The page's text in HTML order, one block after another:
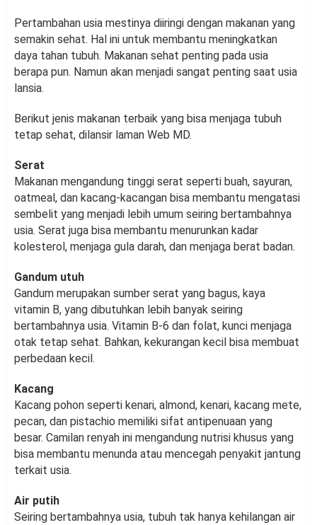
Pertambahan usia mestinya diiringi dengan makanan yang
semakin sehat. Hal ini untuk membantu meningkatkan
daya tahan tubuh. Makanan sehat penting pada usia
berapa pun. Namun akan menjadi sangat penting saat usia
lansia.
Berikut jenis makanan terbaik yang bisa menjaga tubuh
tetap sehat, dilansir laman Web MD.
Serat
Makanan mengandung tinggi serat seperti buah, sayuran,
oatmeal, dan kacang-kacangan bisa membantu mengatasi
sembelit yang menjadi lebih umum seiring bertambahnya
usia. Serat juga bisa membantu menurunkan kadar
kolesterol, menjaga gula darah, dan menjaga berat badan.
Gandum utuh
Gandum merupakan sumber serat yang bagus, kaya
vitamin B, yang dibutuhkan lebih banyak seiring
bertambahnya usia. Vitamin B-6 dan folat, kunci menjaga
otak tetap sehat. Bahkan, kekurangan kecil bisa membuat
perbedaan kecil.
Kacang
Kacang pohon seperti kenari, almond, kenari, kacang mete,
pecan, dan pistachio memiliki sifat antipenuaan yang
besar. Camilan renyah ini mengandung nutrisi khusus yang
bisa membantu menunda atau mencegah penyakit jantung
terkait usia.
Air putih
Seiring bertambahnya usia, tubuh tak hanya kehilangan air